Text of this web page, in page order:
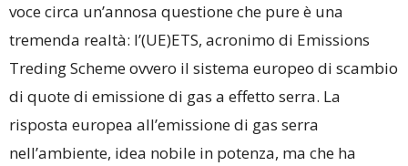
voce circa un’annosa questione che pure è una
tremenda realtà: l’(UE)ETS, acronimo di Emissions
Treding Scheme ovvero il sistema europeo di scambio
di quote di emissione di gas a effetto serra. La
risposta europea all’emissione di gas serra
nell’ambiente, idea nobile in potenza, ma che ha